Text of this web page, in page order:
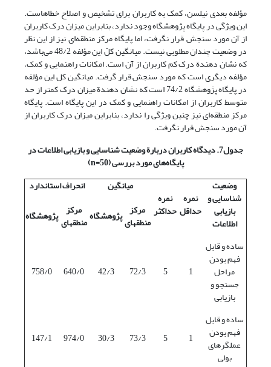
مؤلفه بعدی نیلسن، کمک به کاربران برای تشخیص و اصلاح خطاهاست.
این ویژگی در پایگاه پژوهشگاه وجود ندارد، بنابراین میزان درک کاربران
از آن مورد سنجش قرار نگرفت، اما پایگاه مرکز منطقه‌ای نیز از این نظر
در وضعیت چندان مطلوبی نیست. میانگین کلّ این مؤلفه 48/2 می‌باشد،
که نشان دهندة درک کم کاربران از آن است. امکانات راهنمایی و کمک،
مؤلفه دیگری است که مورد سنجش قرار گرفت. میانگین کل این مؤلفه
در پایگاه پژوهشگاه 74/2 است که نشان دهندة میزان درک کمتر از حد
متوسط کاربران از امکانات راهنمایی و کمک در این پایگاه است. پایگاه
مرکز منطقه‌ای نیز چنین ویژگی را ندارد، بنابراین میزان درک کاربران از
آن مورد سنجش قرار نگرفت.
جدول7. دیدگاه کاربران دربارة وضعیت شناسایی و بازیابی اطلاعات در
پایگاه‌های مورد بررسی (50= n
)
وضعیت
شناسایی و
بازیابی
اطلاعات
نمره
حداقل
نمره
حداکثر
میانگین
انحراف استاندارد
مرکز
منطقه‎ای پژوهشگاه مرکز
منطقه‎ای
پژوهشگاه
ساده و قابل
فهم بودن
مراحل
جستجو و
بازیابی
1
5
72/3
42/3
640/0
758/0
ساده و قابل
فهم بودن
عملگرهای
بولی
1
5
73/3
30/3
974/0
147/1